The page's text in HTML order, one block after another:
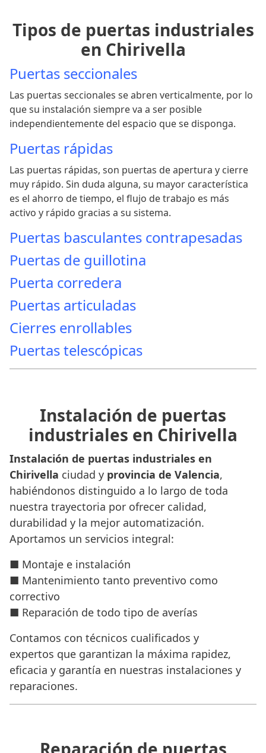
Tipos de puertas industriales
en Chirivella
Puertas seccionales
Las puertas seccionales se abren verticalmente, por lo
que su instalación siempre va a ser posible
independientemente del espacio que se disponga.
Puertas rápidas
Las puertas rápidas, son puertas de apertura y cierre
muy rápido. Sin duda alguna, su mayor característica
es el ahorro de tiempo, el flujo de trabajo es más
activo y rápido gracias a su sistema.
Puertas basculantes contrapesadas
Puertas de guillotina
Puerta corredera
Puertas articuladas
Cierres enrollables
Puertas telescópicas
Instalación de puertas
industriales en Chirivella
Instalación de puertas industriales en
Chirivella ciudad y provincia de Valencia,
habiéndonos distinguido a lo largo de toda
nuestra trayectoria por ofrecer calidad,
durabilidad y la mejor automatización.
Aportamos un servicios integral:
■ Montaje e instalación
■ Mantenimiento tanto preventivo como
correctivo
■ Reparación de todo tipo de averías
Contamos con técnicos cualificados y
expertos que garantizan la máxima rapidez,
eficacia y garantía en nuestras instalaciones y
reparaciones.